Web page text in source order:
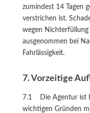
zumindest 14 Tagen
verstrichen ist.
wegen Nichterfüllung
ausgenommen bei
Fahrlässigkeit.
7. Vorzeitige
7.1 Die Agentur ist
wichtigen Gründen